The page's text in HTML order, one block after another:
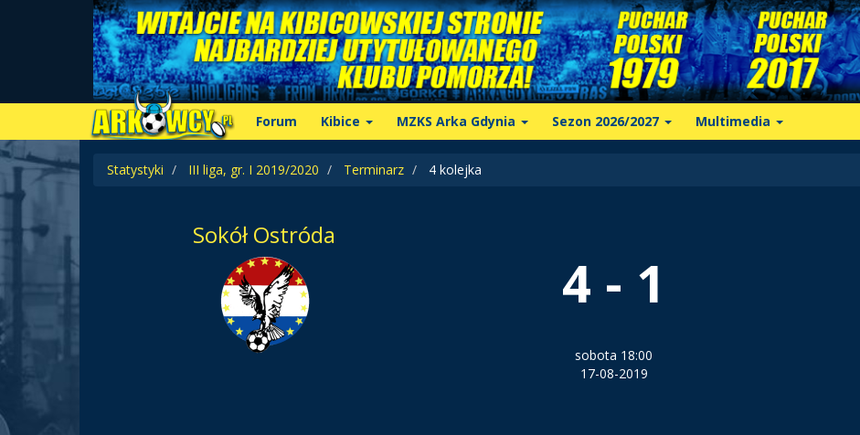
Forum Kibice MZKS Arka Gdynia Sezon 2026/2027 Multimedia
Statystyki III liga, gr. I 2019/2020 Terminarz 4 kolejka
Sokół Ostróda
4 - 1
sobota 18:00
17-08-2019